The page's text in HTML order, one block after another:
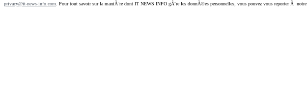
privacy@it-news-info.com . Pour tout savoir sur la maniÃ¨re dont IT NEWS INFO gÃ¨re les donnÃ©es personnelles, vous pouvez vous reporter Ã notre